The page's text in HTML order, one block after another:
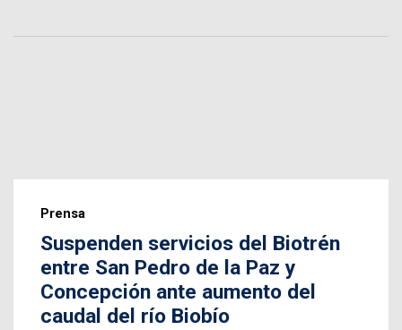
Prensa
Suspenden servicios del Biotrén
entre San Pedro de la Paz y
Concepción ante aumento del
caudal del río Biobío